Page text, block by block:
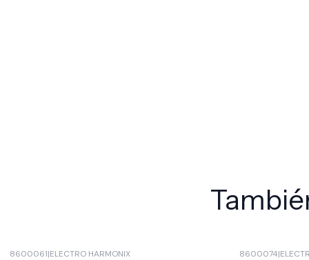
8600061|ELECTRO HARMONIX 8600074|